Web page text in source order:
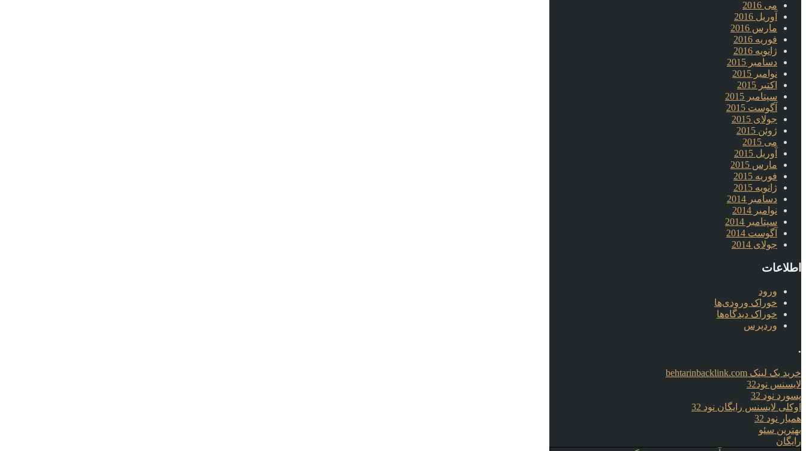
می 2016
آوریل 2016
مارس 2016
فوریه 2016
ژانویه 2016
دسامبر 2015
نوامبر 2015
اکتبر 2015
سپتامبر 2015
آگوست 2015
جولای 2015
ژوئن 2015
می 2015
آوریل 2015
مارس 2015
فوریه 2015
ژانویه 2015
دسامبر 2014
نوامبر 2014
سپتامبر 2014
آگوست 2014
جولای 2014
اطلاعات
ورود
خوراک ورودی‌ها
خوراک دیدگاه‌ها
وردپرس
.
خرید بک لینک behtarinbacklink.com
لایسنس نود32
پسورد نود 32
اوکلی لایسنس رایگان نود 32
همیار نود 32
بهترین سئو
رایگان